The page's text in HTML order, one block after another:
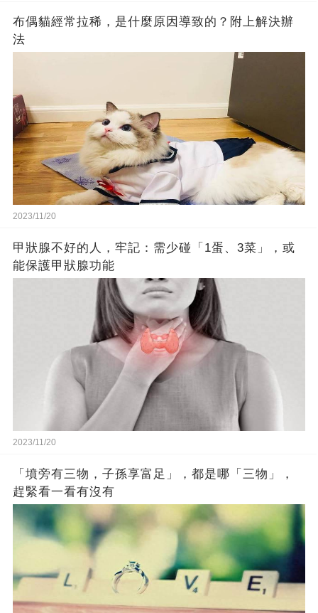
布偶貓經常拉稀，是什麼原因導致的？附上解決辦
法
2023/11/20
甲狀腺不好的人，牢記：需少碰「1蛋、3菜」，或
能保護甲狀腺功能
2023/11/20
「墳旁有三物，子孫享富足」，都是哪「三物」，
趕緊看一看有沒有